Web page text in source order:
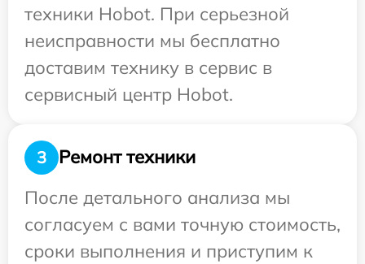
техники Hobot. При серьезной
неисправности мы бесплатно
доставим технику в сервис в
сервисный центр Hobot.
3
Ремонт техники
После детального анализа мы
согласуем с вами точную стоимость,
сроки выполнения и приступим к